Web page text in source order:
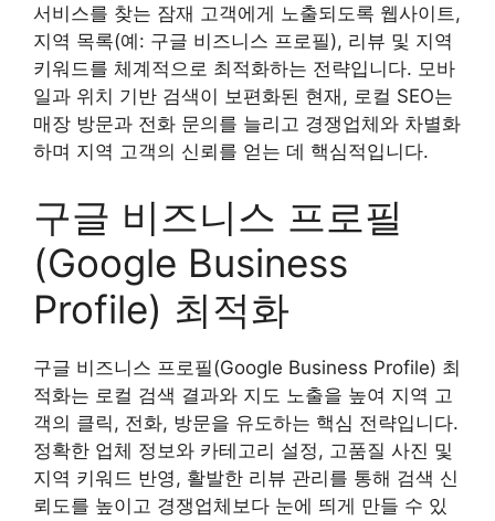
서비스를 찾는 잠재 고객에게 노출되도록 웹사이트,
지역 목록(예: 구글 비즈니스 프로필), 리뷰 및 지역
키워드를 체계적으로 최적화하는 전략입니다. 모바
일과 위치 기반 검색이 보편화된 현재, 로컬 SEO는
매장 방문과 전화 문의를 늘리고 경쟁업체와 차별화
하며 지역 고객의 신뢰를 얻는 데 핵심적입니다.
구글 비즈니스 프로필
(Google Business
Profile) 최적화
구글 비즈니스 프로필(Google Business Profile) 최
적화는 로컬 검색 결과와 지도 노출을 높여 지역 고
객의 클릭, 전화, 방문을 유도하는 핵심 전략입니다.
정확한 업체 정보와 카테고리 설정, 고품질 사진 및
지역 키워드 반영, 활발한 리뷰 관리를 통해 검색 신
뢰도를 높이고 경쟁업체보다 눈에 띄게 만들 수 있